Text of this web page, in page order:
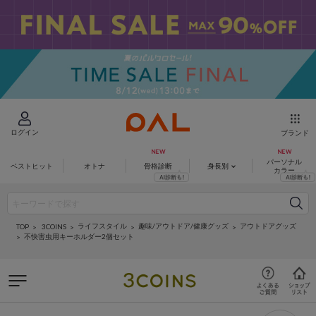
ログイン ブランド
ベストヒット オトナ 骨格診断 身長別
パーソナル
カラー
TOP 3COINS ライフスタイル 趣味/アウトドア/健康グッズ
アウトドアグッズ
不快害虫用キーホルダー2個セット